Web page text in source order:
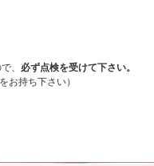
、 必ず点検を受けて下さい。
お持ち下さい）